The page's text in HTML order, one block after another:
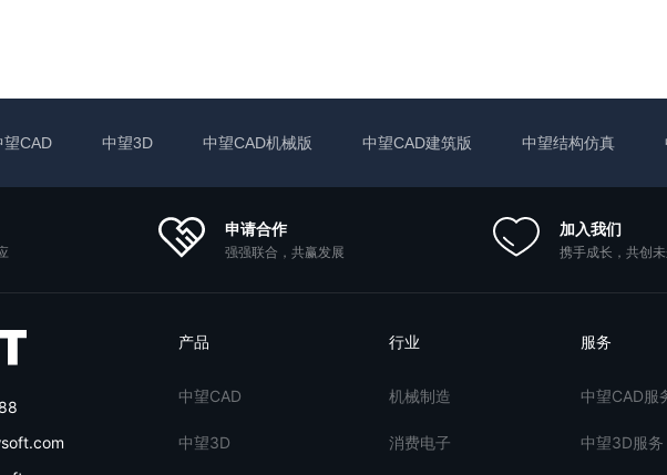
望CAD 中望3D 中望CAD机械版 中望CAD建筑版 中望结构仿真
申请合作
强强联合，共赢发展
加入我们
携手成长，共创
产品
中望CAD
中望3D
行业
机械制造
消费电子
服务
中望CAD服
中望3D服务